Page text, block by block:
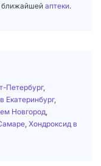
ближайшей аптеки.
Петербург,
Екатеринбург,
Новгород
Хондроксид в